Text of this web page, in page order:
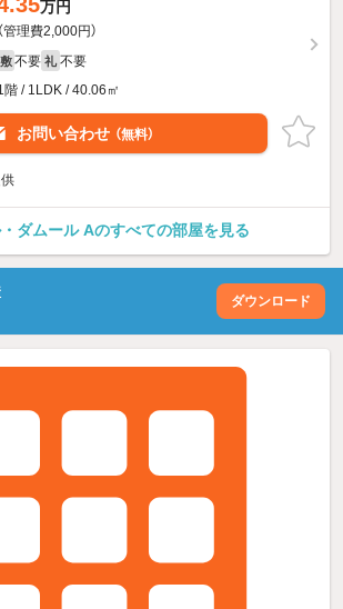
万円
（管理費2,000円）
敷 不要 礼 不要
階 / 1LDK / 40.06㎡
お問い合わせ （無料）
ダムール Aのすべての部屋を見る
ダウンロード